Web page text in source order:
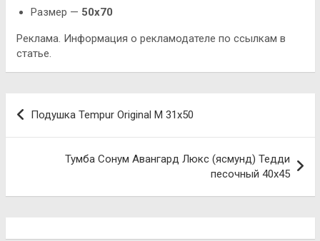
Размер — 50х70
Реклама. Информация о рекламодателе по ссылкам в
статье.
Навигация
по
записям
Подушка Tempur Original M 31х50
Тумба Сонум Авангард Люкс (ясмунд) Тедди
песочный 40х45